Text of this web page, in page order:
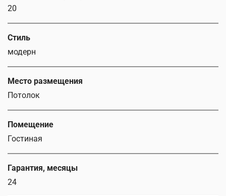
20
Стиль
модерн
Место размещения
Потолок
Помещение
Гостиная
Гарантия, месяцы
24